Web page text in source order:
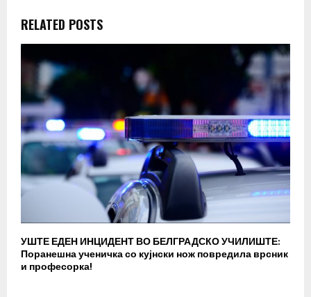
RELATED POSTS
УШТЕ ЕДЕН ИНЦИДЕНТ ВО БЕЛГРАДСКО УЧИЛИШТЕ:
Поранешна ученичка со кујнски нож повредила врсник
и професорка!